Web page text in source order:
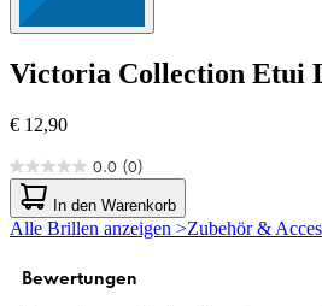
Victoria Collection Etui
€ 12,90
0.0 (0)
0.0
von
5
Sternen.
In den Warenkorb
Alle Brillen anzeigen >Zubehör &